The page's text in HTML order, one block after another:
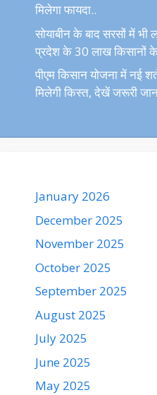
मिलेगा फायदा..
सोयाबीन के बाद सरसों में भी
प्रदेश के 30 लाख किसानों
पीएम किसान योजना में नई
मिलेगी किस्त, देखें जरूरी
January 2026
December 2025
November 2025
October 2025
September 2025
August 2025
July 2025
June 2025
May 2025